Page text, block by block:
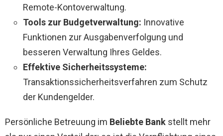
Remote-Kontoverwaltung.
Tools zur Budgetverwaltung: Innovative
Funktionen zur Ausgabenverfolgung und
besseren Verwaltung Ihres Geldes.
Effektive Sicherheitssysteme:
Transaktionssicherheitsverfahren zum Schutz
der Kundengelder.
Persönliche Betreuung im Beliebte Bank stellt mehr